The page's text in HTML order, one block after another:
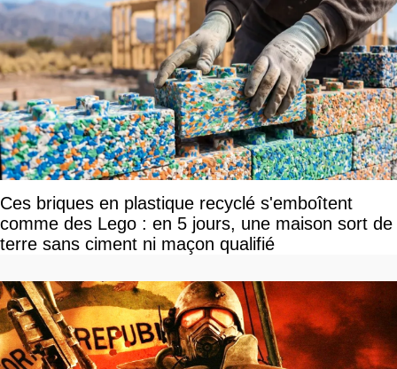
Ces briques en plastique recyclé s'emboîtent
comme des Lego : en 5 jours, une maison sort de
terre sans ciment ni maçon qualifié